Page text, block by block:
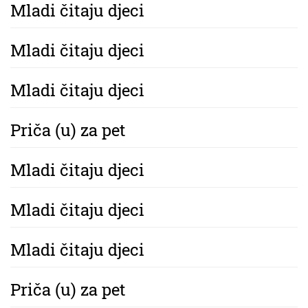
Mladi čitaju djeci
Mladi čitaju djeci
Mladi čitaju djeci
Priča (u) za pet
Mladi čitaju djeci
Mladi čitaju djeci
Mladi čitaju djeci
Priča (u) za pet